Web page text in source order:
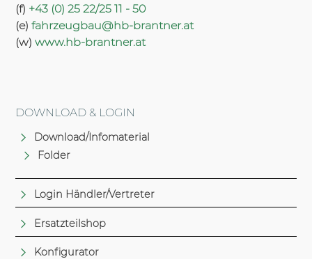
(f) +43 (0) 25 22/25 11 - 50
(e) fahrzeugbau@hb-brantner.at
(w) www.hb-brantner.at
DOWNLOAD & LOGIN
Download/Infomaterial
Folder
Login Händler/Vertreter
Ersatzteilshop
Konfigurator